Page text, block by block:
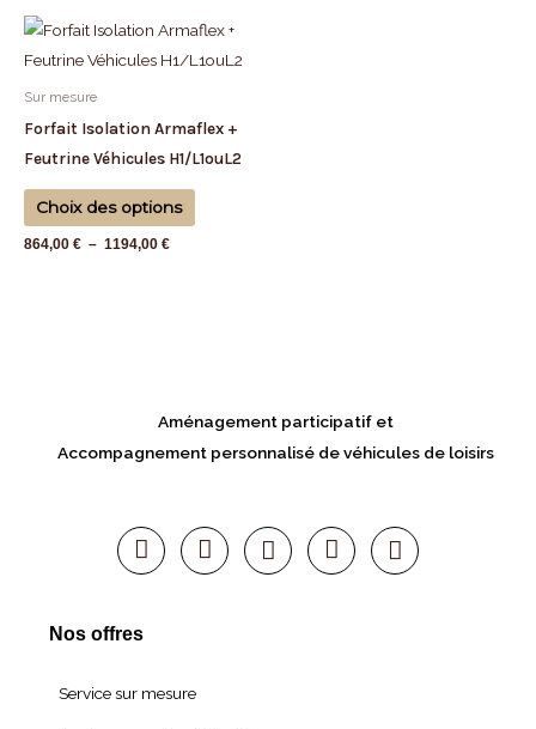
sur
la
du
produit
Sur mesure
Forfait Isolation Armaflex +
Feutrine Véhicules H1/L1ouL2
Choix des options
Ce
produit
plusieurs
du
produit
864,00 € – 1194,00 €
Plage
prix :
1194,00 €
Aménagement participatif et
Accompagnement personnalisé de véhicules de loisirs
Nos offres
Service sur mesure